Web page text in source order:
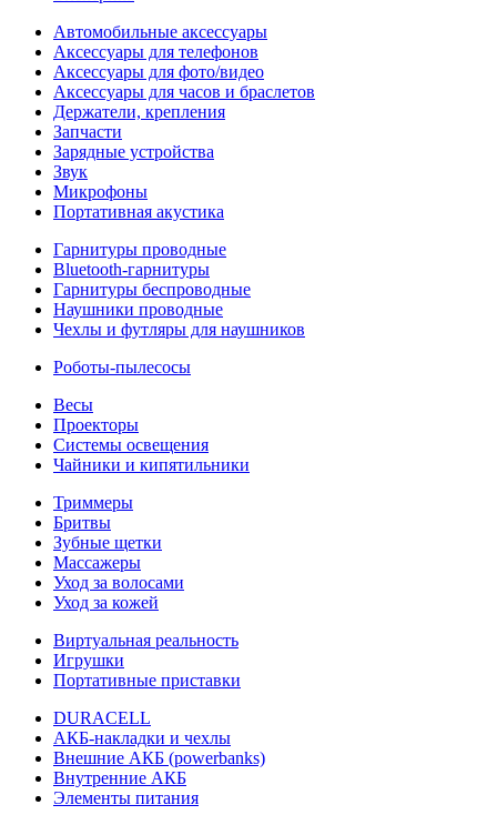
Автомобильные аксессуары
Аксессуары для телефонов
Аксессуары для фото/видео
Аксессуары для часов и браслетов
Держатели, крепления
Запчасти
Зарядные устройства
Звук
Микрофоны
Портативная акустика
Гарнитуры проводные
Bluetooth-гарнитуры
Гарнитуры беспроводные
Наушники проводные
Чехлы и футляры для наушников
Роботы-пылесосы
Весы
Проекторы
Системы освещения
Чайники и кипятильники
Триммеры
Бритвы
Зубные щетки
Массажеры
Уход за волосами
Уход за кожей
Виртуальная реальность
Игрушки
Портативные приставки
DURACELL
АКБ-накладки и чехлы
Внешние АКБ (powerbanks)
Внутренние АКБ
Элементы питания